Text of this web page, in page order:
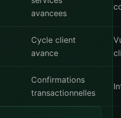
avancees
Cycle client
avance
Confirmations
transactionnelles